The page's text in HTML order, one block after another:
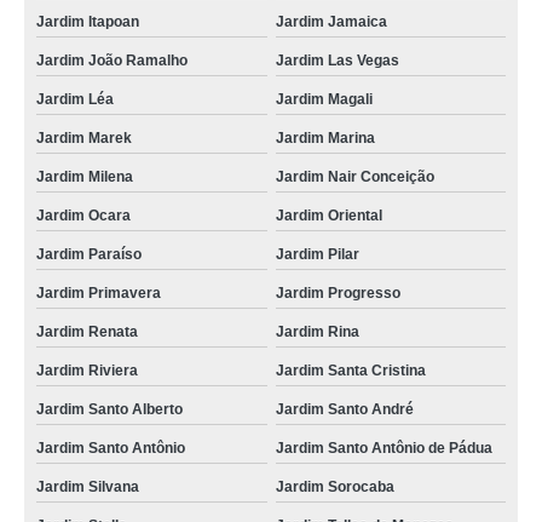
Jardim Itapoan Jardim Jamaica
Jardim João Ramalho Jardim Las Vegas
Jardim Léa Jardim Magali
Jardim Marek Jardim Marina
Jardim Milena Jardim Nair Conceição
Jardim Ocara Jardim Oriental
Jardim Paraíso Jardim Pilar
Jardim Primavera Jardim Progresso
Jardim Renata Jardim Rina
Jardim Riviera Jardim Santa Cristina
Jardim Santo Alberto Jardim Santo André
Jardim Santo Antônio Jardim Santo Antônio de Pádua
Jardim Silvana Jardim Sorocaba